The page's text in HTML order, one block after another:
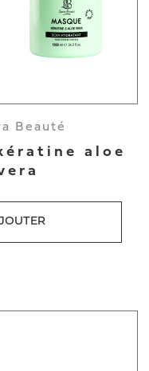
Beauté
aloe